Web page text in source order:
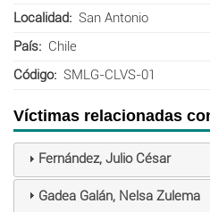
Localidad
San Antonio
País
Chile
Código
SMLG-CLVS-01
Víctimas relacionadas
Fernández, Julio César
Gadea Galán, Nelsa Zulema